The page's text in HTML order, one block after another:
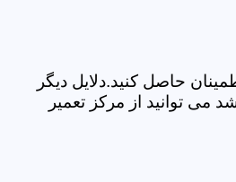
حاصل کنید.دلایل دیگر
توانید از مرکز تعمیر